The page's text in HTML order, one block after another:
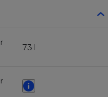
73 l